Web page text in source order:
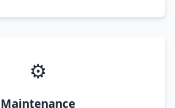
⚙️
Maintenance